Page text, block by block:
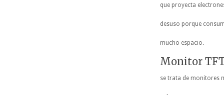
que proyecta
desuso porque
mucho espacio.
Monitor
se trata de monitores